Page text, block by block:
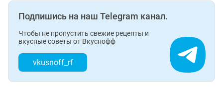
Подпишись на наш Telegram канал.
Чтобы не пропустить свежие рецепты и
вкусные советы от Вкуснофф
vkusnoff_rf